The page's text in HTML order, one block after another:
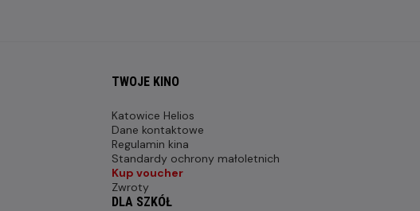
TWOJE KINO
Katowice Helios
Dane kontaktowe
Regulamin kina
Standardy ochrony małoletnich
Kup voucher
Zwroty
DLA SZKÓŁ